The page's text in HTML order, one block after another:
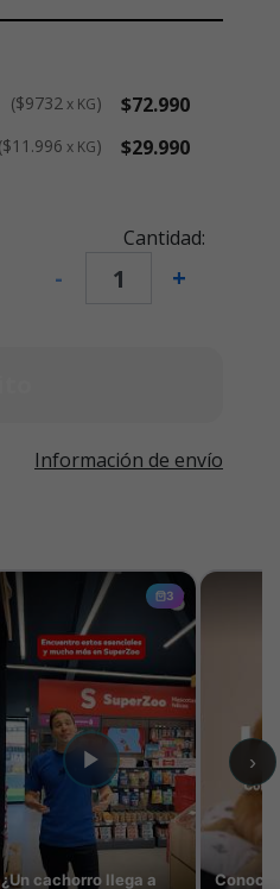
$9732x KG
$72.990
$11.996 x KG $29.990
Cantidad:
- +
Información de envío